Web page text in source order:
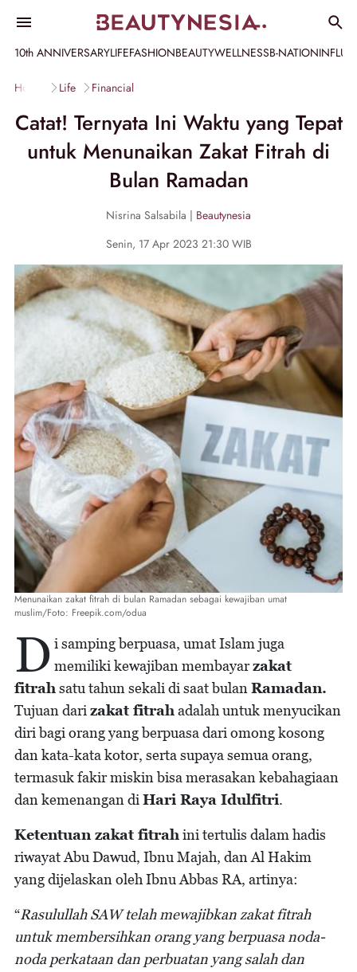
10th ANNIVERSARYLIFEFASHIONBEAUTYWELLNESSB-NATION
Home Life Financial
Catat! Ternyata Ini Waktu yang Tepat
untuk Menunaikan Zakat Fitrah di
Bulan Ramadan
Nisrina Salsabila | Beautynesia
Senin, 17 Apr 2023 21:30 WIB
Menunaikan zakat fitrah di bulan Ramadan sebagai kewajiban umat
muslim/Foto: Freepik.com/odua
D i samping berpuasa, umat Islam juga
memiliki kewajiban membayarzakat
fitrah satu tahun sekali di saat bulan Ramadan.
Tujuan dari zakat fitrah adalah untuk menyucikan
diri bagi orang yang berpuasa dari omong kosong
dan kata-kata kotor, serta supaya semua orang,
termasuk fakir miskin bisa merasakan kebahagiaan
dan kemenangan di Hari Raya Idulfitri.
Ketentuan zakat fitrah ini tertulis dalam hadis
riwayat Abu Dawud, Ibnu Majah, dan Al Hakim
yang dijelaskan oleh Ibnu Abbas RA, artinya:
“Rasulullah SAW telah mewajibkan zakat fitrah
untuk membersihkan orang yang berpuasa noda-
noda perkataan dan perbuatan yang salah dan